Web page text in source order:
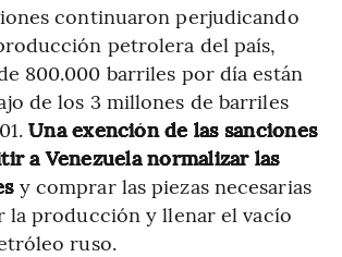
continuaron perjudicando
petrolera del país,
800.000 barriles por día están
de los 3 millones de barriles
Una exención de las sanciones
a Venezuela normalizar las
y comprar las piezas necesarias
la producción y llenar el vacío
ruso.